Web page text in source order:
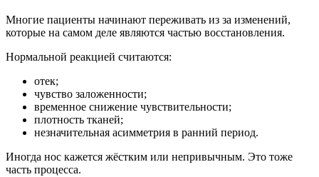
Многие пациенты начинают переживать из за изменений,
которые на самом деле являются частью восстановления.
Нормальной реакцией считаются:
отек;
чувство заложенности;
временное снижение чувствительности;
плотность тканей;
незначительная асимметрия в ранний период.
Иногда нос кажется жёстким или непривычным. Это тоже
часть процесса.